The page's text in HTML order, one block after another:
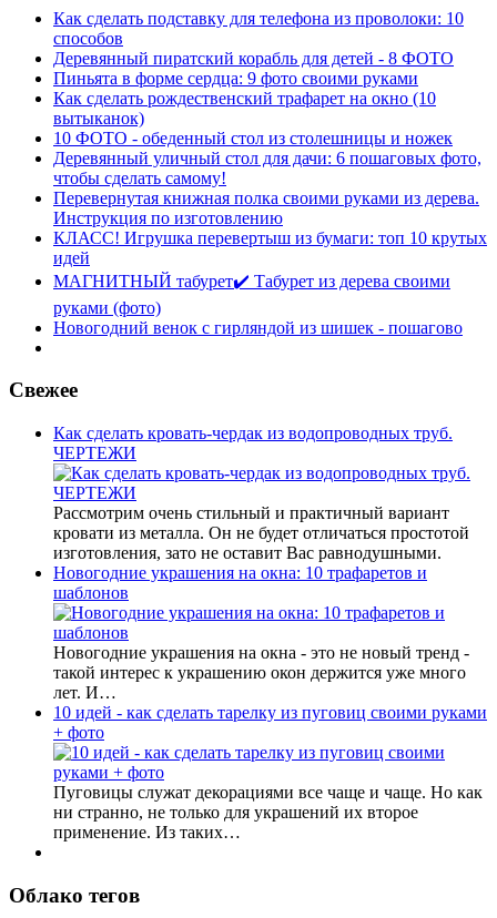
Как сделать подставку для телефона из проволоки: 10
способов
Деревянный пиратский корабль для детей - 8 ФОТО
Пиньята в форме сердца: 9 фото своими руками
Как сделать рождественский трафарет на окно (10
вытыканок)
10 ФОТО - обеденный стол из столешницы и ножек
Деревянный уличный стол для дачи: 6 пошаговых фото,
чтобы сделать самому!
Перевернутая книжная полка своими руками из дерева.
Инструкция по изготовлению
КЛАСС! Игрушка перевертыш из бумаги: топ 10 крутых
идей
МАГНИТНЫЙ табурет✔️ Табурет из дерева своими
руками (фото)
Новогодний венок с гирляндой из шишек - пошагово
Свежее
Как сделать кровать-чердак из водопроводных труб.
ЧЕРТЕЖИ
Рассмотрим очень стильный и практичный вариант
кровати из металла. Он не будет отличаться простотой
изготовления, зато не оставит Вас равнодушными.
Новогодние украшения на окна: 10 трафаретов и
шаблонов
Новогодние украшения на окна - это не новый тренд -
такой интерес к украшению окон держится уже много
лет. И…
10 идей - как сделать тарелку из пуговиц своими руками
+ фото
Пуговицы служат декорациями все чаще и чаще. Но как
ни странно, не только для украшений их второе
применение. Из таких…
Облако тегов